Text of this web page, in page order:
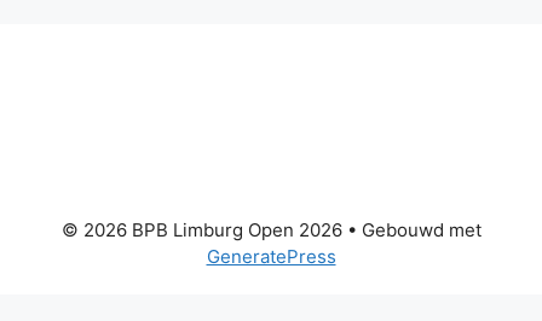
© 2026 BPB Limburg Open 2026• Gebouwd met
GeneratePress